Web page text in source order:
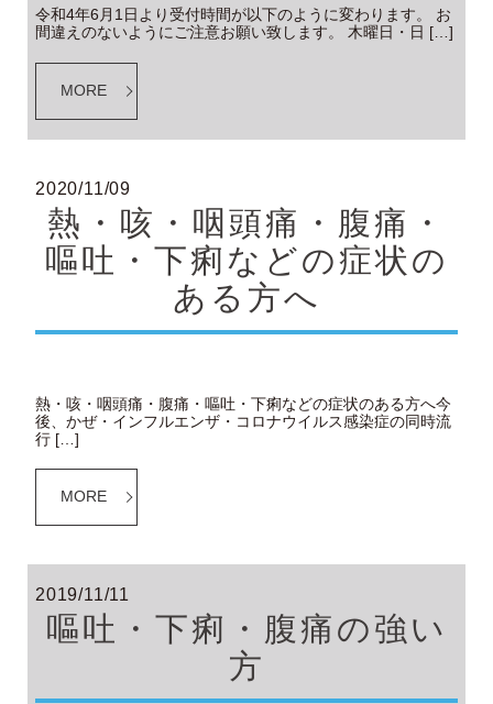
令和4年6月1日より受付時間が以下のように変わります。 お
間違えのないようにご注意お願い致します。 木曜日・日 […]
MORE
2020/11/09
熱・咳・咽頭痛・腹痛・
嘔吐・下痢などの症状の
ある方へ
熱・咳・咽頭痛・腹痛・嘔吐・下痢などの症状のある方へ今
後、かぜ・インフルエンザ・コロナウイルス感染症の同時流
行 […]
MORE
2019/11/11
嘔吐・下痢・腹痛の強い
方